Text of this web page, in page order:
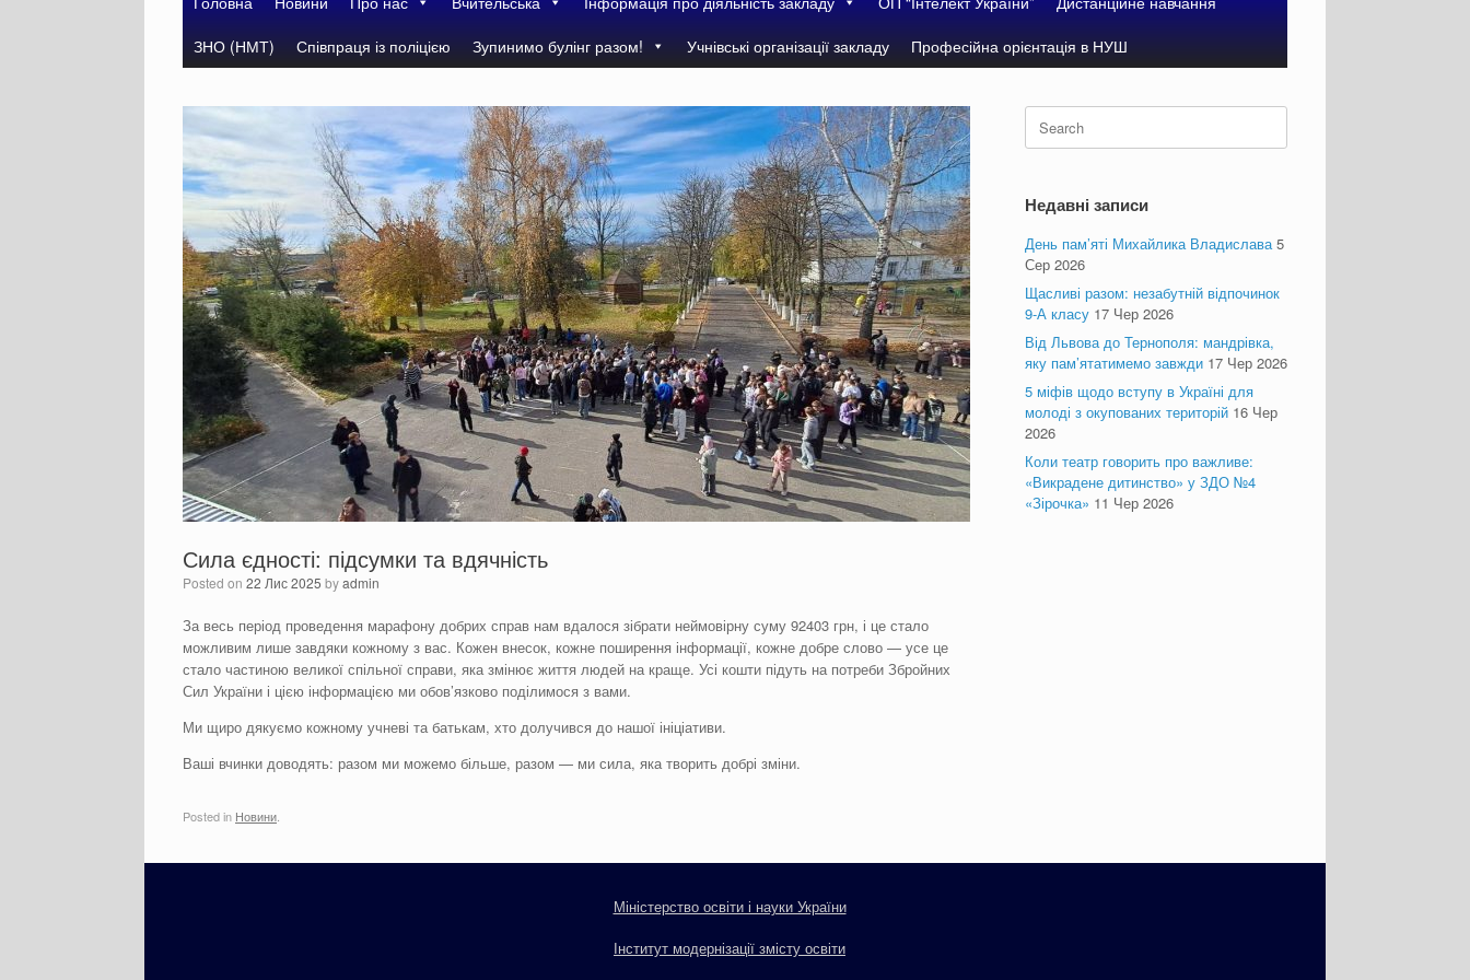
ЗНО (НМТ)
Співпраця із поліцією Зупинимо булінг разом! Учнівські організації закладу Професійна орієнтація в НУШ
Сила єдності: підсумки та вдячність
Posted on 22 Лис 2025 byadmin
За весь період проведення марафону добрих справ нам вдалося зібрати неймовірну суму 92403 грн, і це стало
можливим лише завдяки кожному з вас. Кожен внесок, кожне поширення інформації, кожне добре слово — усе це
стало частиною великої спільної справи, яка змінює життя людей на краще. Усі кошти підуть на потреби Збройних
Сил України і цією інформацією ми обов’язково поділимося з вами.
Ми щиро дякуємо кожному учневі та батькам, хто долучився до нашої ініціативи.
Ваші вчинки доводять: разом ми можемо більше, разом — ми сила, яка творить добрі зміни.
Posted in Новини
Search
for:
Недавні записи
День пам’яті Михайлика Владислава 5
Сер 2026
Щасливі разом: незабутній відпочинок
9-А класу 17 Чер 2026
Від Львова до Тернополя: мандрівка,
яку пам’ятатимемо завжди 17 Чер 2026
5 міфів щодо вступу в Україні для
молоді з окупованих територій 16 Чер
2026
Коли театр говорить про важливе:
«Викрадене дитинство» у ЗДО №4
«Зірочка» 11 Чер 2026
Міністерство освіти і науки України
Інститут модернізації змісту освіти